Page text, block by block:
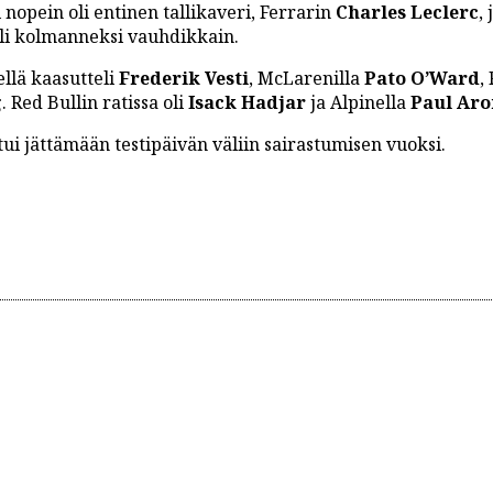
nopein oli entinen tallikaveri, Ferrarin Charles Leclerc,
kolmanneksi vauhdikkain.
kaasutteliFrederik Vesti, McLarenillaPato O’Ward,
. Red Bullin ratissa oliIsack Hadjarja AlpinellaPaul
jättämään testipäivän väliin sairastumisen vuoksi.